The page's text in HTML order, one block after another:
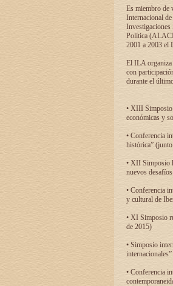
Es miembro de
Internacional
Investigaciones
Política
2001 a 2003 el
El ILA organiza
con
durante el
• XIII Simposio
económicas y
• Conferencia
histórica”
• XII Simposio
nuevos
• Conferencia
y cultural de
• XI Simposio
de 2015)
• Simposio
• Conferencia